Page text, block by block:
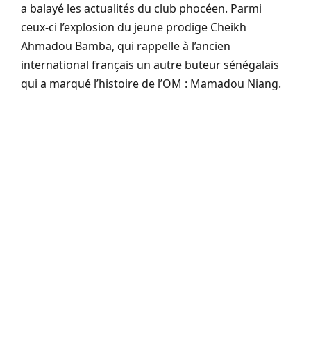
a balayé les actualités du club phocéen. Parmi
ceux-ci l’explosion du jeune prodige Cheikh
Ahmadou Bamba, qui rappelle à l’ancien
international français un autre buteur sénégalais
qui a marqué l’histoire de l’OM : Mamadou Niang.